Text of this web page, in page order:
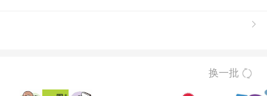
换一批